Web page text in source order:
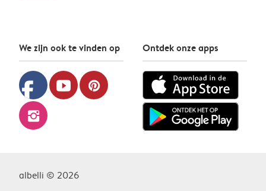
We zijn ook te vinden op
facebook youtube pinterest
instagram
Ontdek onze apps
albelli © 2026